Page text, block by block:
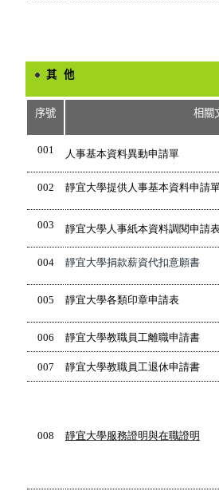
其 他
序號 相關
001 人事基本資料異動申請單
002 靜宜大學提供人事基本資料申請
003 靜宜大學人事紙本資料調閱申請
004 靜宜大學捐款薪資代扣意願書
005 靜宜大學各類印章申請表
006 靜宜大學教職員工離職申請書
007 靜宜大學教職員工退休申請書
008 靜宜大學服務證明與在職證明